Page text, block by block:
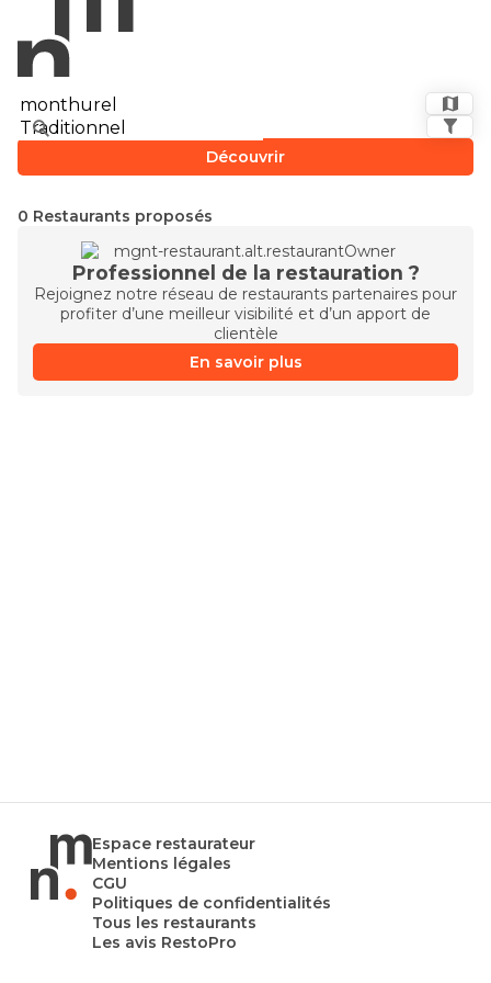
Découvrir
0 Restaurants proposés
Professionnel de la restauration ?
Rejoignez notre réseau de restaurants partenaires pour
profiter d’une meilleur visibilité et d’un apport de
clientèle
En savoir plus
Espace restaurateur
Mentions légales
CGU
Politiques de confidentialités
Tous les restaurants
Les avis RestoPro